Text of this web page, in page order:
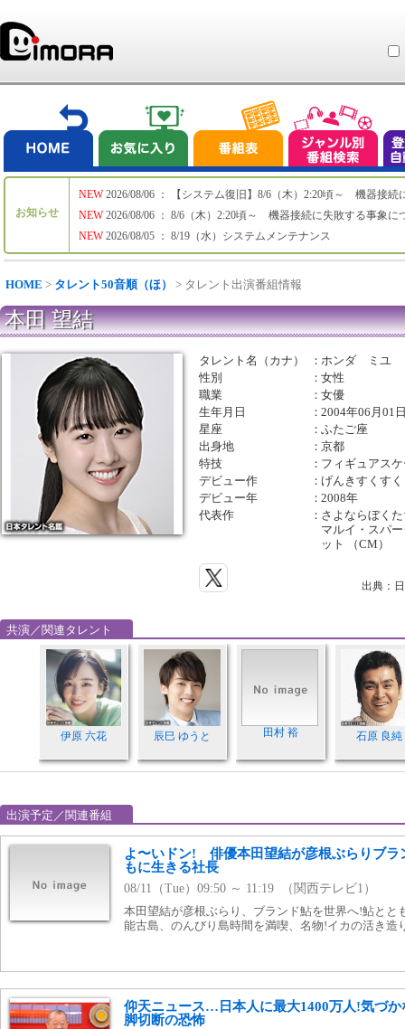
お知らせ
NEW
NEW
NEW
2026/08/06 ： 【システム復旧】8/6（木）2:20頃～ 機器接続
2026/08/06 ： 8/6（木）2:20頃～ 機器接続に失敗する事象に
2026/08/05 ： 8/19（水）システムメンテナンス
HOME > タレント50音順（ほ） > タレント出演番組情報
本田 望結
タレント名（カナ） ：ホンダ ミユ
性別
：女性
職業
：女優
生年月日
：2004年06月01
星座
：ふたご座
出身地
：京都
特技
： フィギュアス
デビュー作
：げんきすくす
デビュー年
：2008年
代表作
： さよならぼく
マルイ・スパ
ット （CM）
出典：
共演／関連タレント
伊原 六花 辰巳 ゆうと 田村 裕 石原 良純
出演予定／関連番組
よ〜いドン! 俳優本田望結が彦根ぶらりブラ
もに生きる社長
08/11（Tue）09:50 ～ 11:19 （関西テレビ1）
本田望結が彦根ぶらり、ブランド鮎を世界へ!鮎と
能古島、のんびり島時間を満喫、名物!イカの活き造
仰天ニュース…日本人に最大1400万人!気づか
脚切断の恐怖